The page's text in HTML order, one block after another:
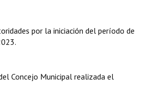
por la iniciación del período de
Concejo Municipal realizada el